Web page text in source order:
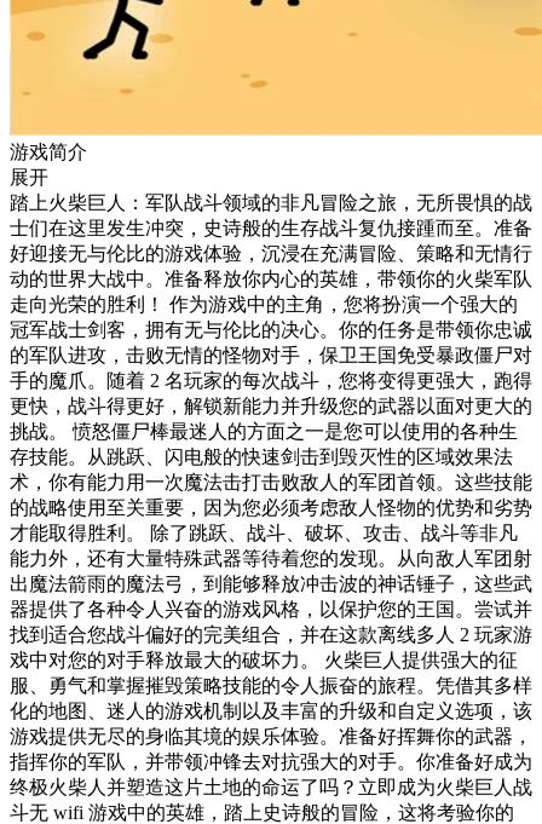
游戏简介
展开
踏上火柴巨人：军队战斗领域的非凡冒险之旅，无所畏惧的战
士们在这里发生冲突，史诗般的生存战斗复仇接踵而至。准备
好迎接无与伦比的游戏体验，沉浸在充满冒险、策略和无情行
动的世界大战中。准备释放你内心的英雄，带领你的火柴军队
走向光荣的胜利！ 作为游戏中的主角，您将扮演一个强大的
冠军战士剑客，拥有无与伦比的决心。你的任务是带领你忠诚
的军队进攻，击败无情的怪物对手，保卫王国免受暴政僵尸对
手的魔爪。随着 2 名玩家的每次战斗，您将变得更强大，跑得
更快，战斗得更好，解锁新能力并升级您的武器以面对更大的
挑战。 愤怒僵尸棒最迷人的方面之一是您可以使用的各种生
存技能。从跳跃、闪电般的快速剑击到毁灭性的区域效果法
术，你有能力用一次魔法击打击败敌人的军团首领。这些技能
的战略使用至关重要，因为您必须考虑敌人怪物的优势和劣势
才能取得胜利。 除了跳跃、战斗、破坏、攻击、战斗等非凡
能力外，还有大量特殊武器等待着您的发现。从向敌人军团射
出魔法箭雨的魔法弓，到能够释放冲击波的神话锤子，这些武
器提供了各种令人兴奋的游戏风格，以保护您的王国。尝试并
找到适合您战斗偏好的完美组合，并在这款离线多人 2 玩家游
戏中对您的对手释放最大的破坏力。 火柴巨人提供强大的征
服、勇气和掌握摧毁策略技能的令人振奋的旅程。凭借其多样
化的地图、迷人的游戏机制以及丰富的升级和自定义选项，该
游戏提供无尽的身临其境的娱乐体验。准备好挥舞你的武器，
指挥你的军队，并带领冲锋去对抗强大的对手。你准备好成为
终极火柴人并塑造这片土地的命运了吗？立即成为火柴巨人战
斗无 wifi 游戏中的英雄，踏上史诗般的冒险，这将考验你的